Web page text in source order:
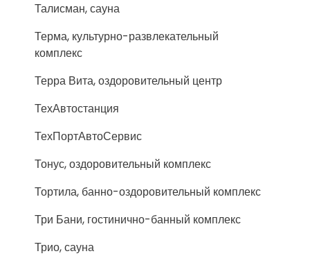
Талисман, сауна
Терма, культурно-развлекательный
комплекс
Терра Вита, оздоровительный центр
ТехАвтостанция
ТехПортАвтоСервис
Тонус, оздоровительный комплекс
Тортила, банно-оздоровительный комплекс
Три Бани, гостинично-банный комплекс
Трио, сауна